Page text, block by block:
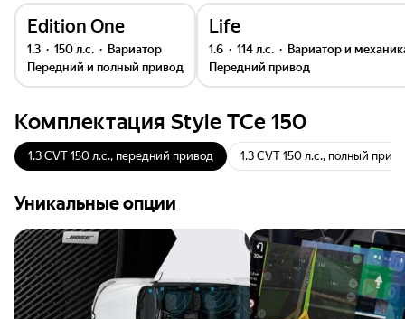
Edition One
1.3 150 л.с.
вариатор
передний и полный привод
Life
1.6 114 л.с.
вариатор и
передний привод
Комплектация Style TCe 150
1.3 CVT 150 л.с., передний привод 1.3 CVT 150 л.с., полный
Уникальные опции